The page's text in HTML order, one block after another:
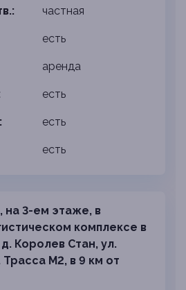
на 3-ем этаже, в
комплексе в
Королев Стан, ул.
М2, в 9 км от
частная
есть
аренда
есть
есть
есть